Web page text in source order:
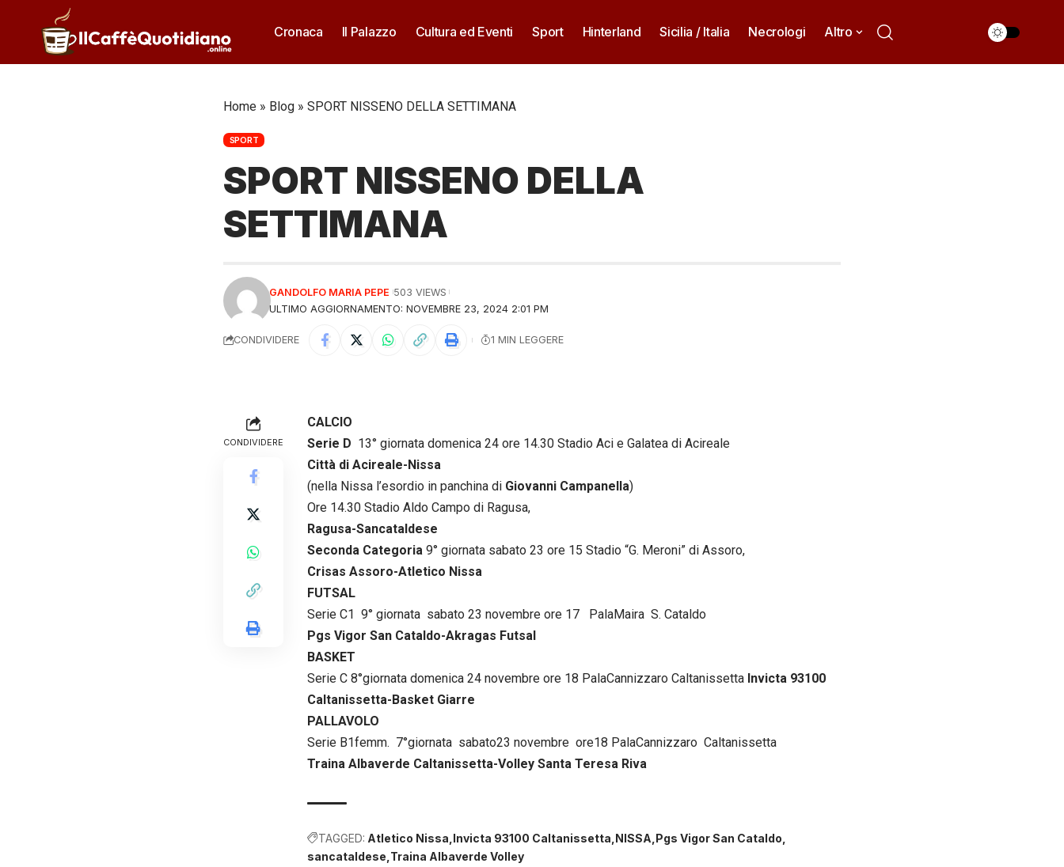
Cronaca Il Palazzo Cultura ed Eventi Sport Hinterland Sicilia / Italia Necrologi Altro
Home » Blog » SPORT NISSENO DELLA SETTIMANA
SPORT
SPORT NISSENO DELLA
SETTIMANA
ULTIMO AGGIORNAMENTO: NOVEMBRE 23, 2024 2:01 PM
GANDOLFO MARIA PEPE 503 VIEWS
CONDIVIDERE 1 MIN LEGGERE
CONDIVIDERE
CALCIO
Serie D 13° giornata domenica 24 ore 14.30 Stadio Aci e Galatea di Acireale
Città di Acireale-Nissa
(nella Nissa l’esordio in panchina di Giovanni Campanella)
Ore 14.30 Stadio Aldo Campo di Ragusa,
Ragusa-Sancataldese
Seconda Categoria 9° giornata sabato 23 ore 15 Stadio “G. Meroni” di Assoro,
Crisas Assoro-Atletico Nissa
FUTSAL
Serie C1 9° giornata sabato 23 novembre ore 17 PalaMaira S. Cataldo
Pgs Vigor San Cataldo-Akragas Futsal
BASKET
Serie C 8°giornata domenica 24 novembre ore 18 PalaCannizzaro Caltanissetta Invicta 93100
Caltanissetta-Basket Giarre
PALLAVOLO
Serie B1femm. 7°giornata sabato23 novembre ore18 PalaCannizzaro Caltanissetta
Traina Albaverde Caltanissetta-Volley Santa Teresa Riva
TAGGED: Atletico Nissa Invicta 93100 Caltanissetta NISSA Pgs Vigor San Cataldo
sancataldese Traina Albaverde Volley